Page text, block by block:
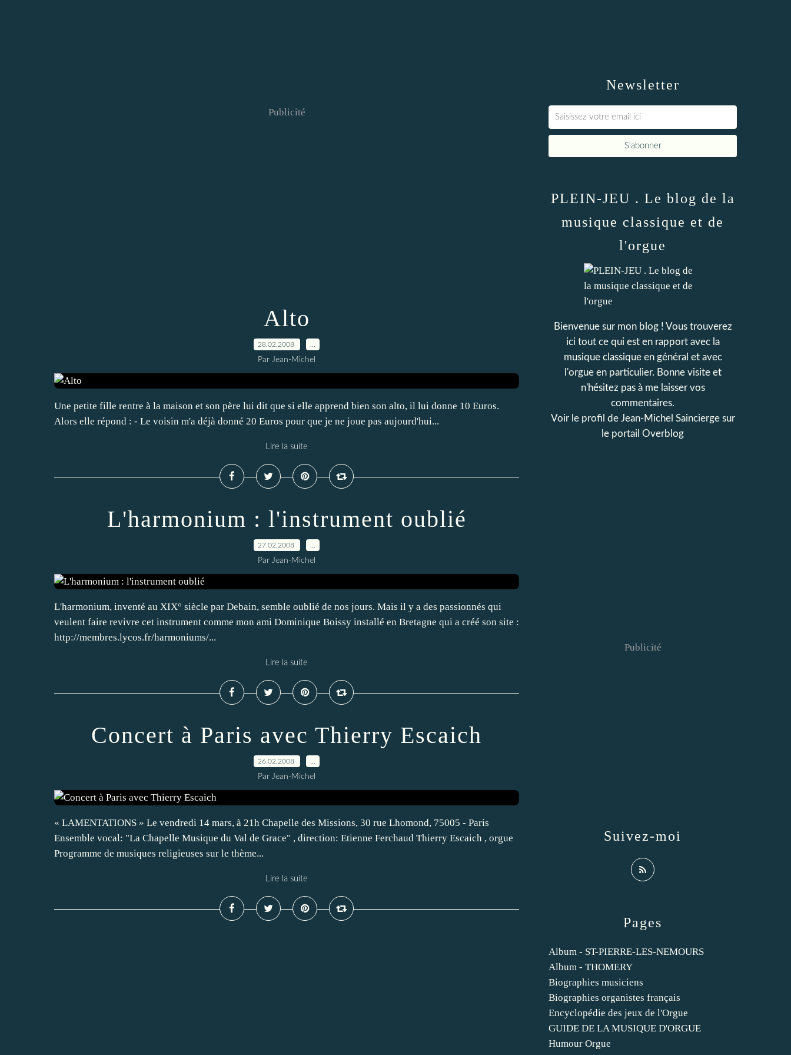
Publicité
Alto
28.02.2008
Par Jean-Michel
Une petite fille rentre à la maison et son père lui dit que si elle apprend bien son alto, il lui donne 10 Euros.
Alors elle répond : - Le voisin m'a déjà donné 20 Euros pour que je ne joue pas aujourd'hui...
Lire la suite
L'harmonium : l'instrument oublié
27.02.2008
Par Jean-Michel
L'harmonium, inventé au XIX° siècle par Debain, semble oublié de nos jours. Mais il y a des passionnés qui
veulent faire revivre cet instrument comme mon ami Dominique Boissy installé en Bretagne qui a créé son site :
http://membres.lycos.fr/harmoniums/...
Lire la suite
Concert à Paris avec Thierry Escaich
26.02.2008
Par Jean-Michel
« LAMENTATIONS » Le vendredi 14 mars, à 21h Chapelle des Missions, 30 rue Lhomond, 75005 - Paris
Ensemble vocal: "La Chapelle Musique du Val de Grace" , direction: Etienne Ferchaud Thierry Escaich , orgue
Programme de musiques religieuses sur le thème...
Lire la suite
Newsletter
Pages
Album - ST-PIERRE-LES-NEMOURS
Album - THOMERY
Biographies musiciens
Biographies organistes français
Encyclopédie des jeux de l'Orgue
GUIDE DE LA MUSIQUE D'ORGUE
Humour Orgue
PLEIN-JEU . Le blog de la
musique classique et de
l'orgue
Bienvenue sur mon blog ! Vous trouverez
ici tout ce qui est en rapport avec la
musique classique en général et avec
l'orgue en particulier. Bonne visite et
n'hésitez pas à me laisser vos
commentaires.
Voir le profil de Jean-Michel Sainciergesur
le portail Overblog
Suivez-moi
Publicité